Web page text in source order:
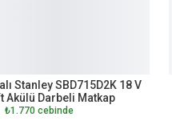
Stanley SBD715D2K 18 V
Akülü Darbeli Matkap
₺1.770 cebinde